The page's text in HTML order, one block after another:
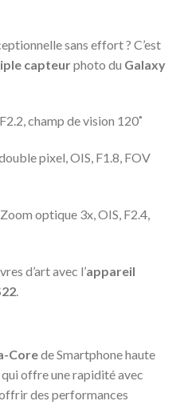
sans effort ? C’est
capteurphoto du Galaxy
F2.2, champ de vision 120˚
pixel, OIS, F1.8, FOV
Zoom optique 3x, OIS, F2.4,
d’art avec l’appareil
.
Corede Smartphone haute
qui offre une rapidité avec
des performances